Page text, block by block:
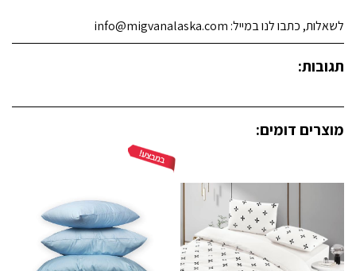
לשאלות, כתבו לנו במייל: info@migvanalaska.com
תגובות:
מוצרים דומים: